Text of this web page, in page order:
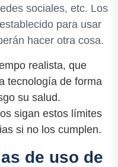
sociales, etc. Los
para usar
hacer otra cosa.
realista, que
tecnología de forma
su salud.
sigan estos límites
si no los cumplen.
de uso de